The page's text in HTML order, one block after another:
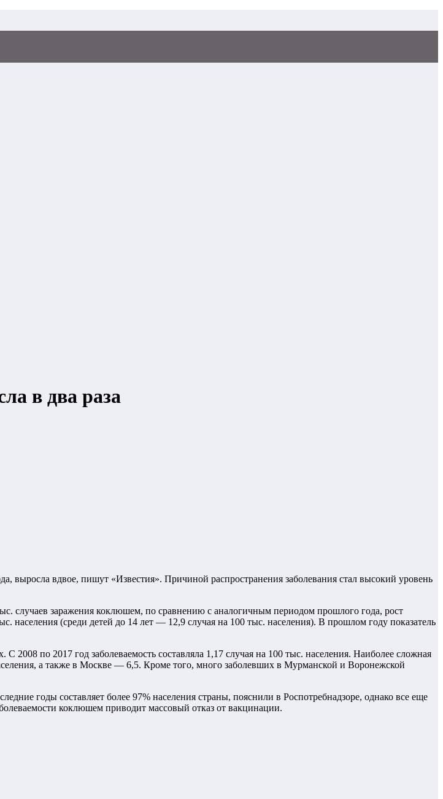
в два раза
выросла вдвое, пишут «Известия». Причиной распространения заболевания стал высокий уровень
случаев заражения коклюшем, по сравнению с аналогичным периодом прошлого года, рост
населения (среди детей до 14 лет — 12,9 случая на 100 тыс. населения). В прошлом году показатель
2008 по 2017 год заболеваемость составляла 1,17 случая на 100 тыс. населения. Наиболее сложная
а также в Москве — 6,5. Кроме того, много заболевших в Мурманской и Воронежской
годы составляет более 97% населения страны, пояснили в Роспотребнадзоре, однако все еще
коклюшем приводит массовый отказ от вакцинации.